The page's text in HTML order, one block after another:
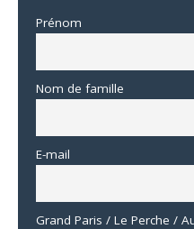
Prénom
Nom de famille
E-mail
Grand Paris / Le Perche /